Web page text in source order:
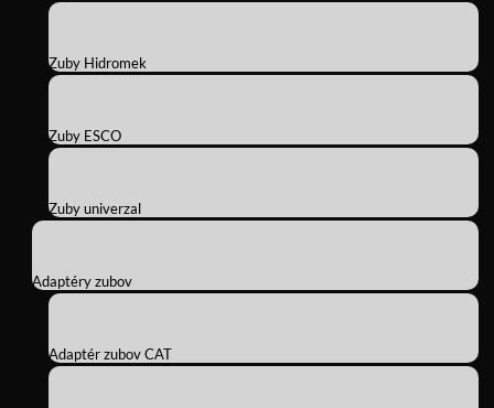
Zuby Hidromek
Zuby ESCO
Zuby univerzal
Adaptéry zubov
Adaptér zubov CAT